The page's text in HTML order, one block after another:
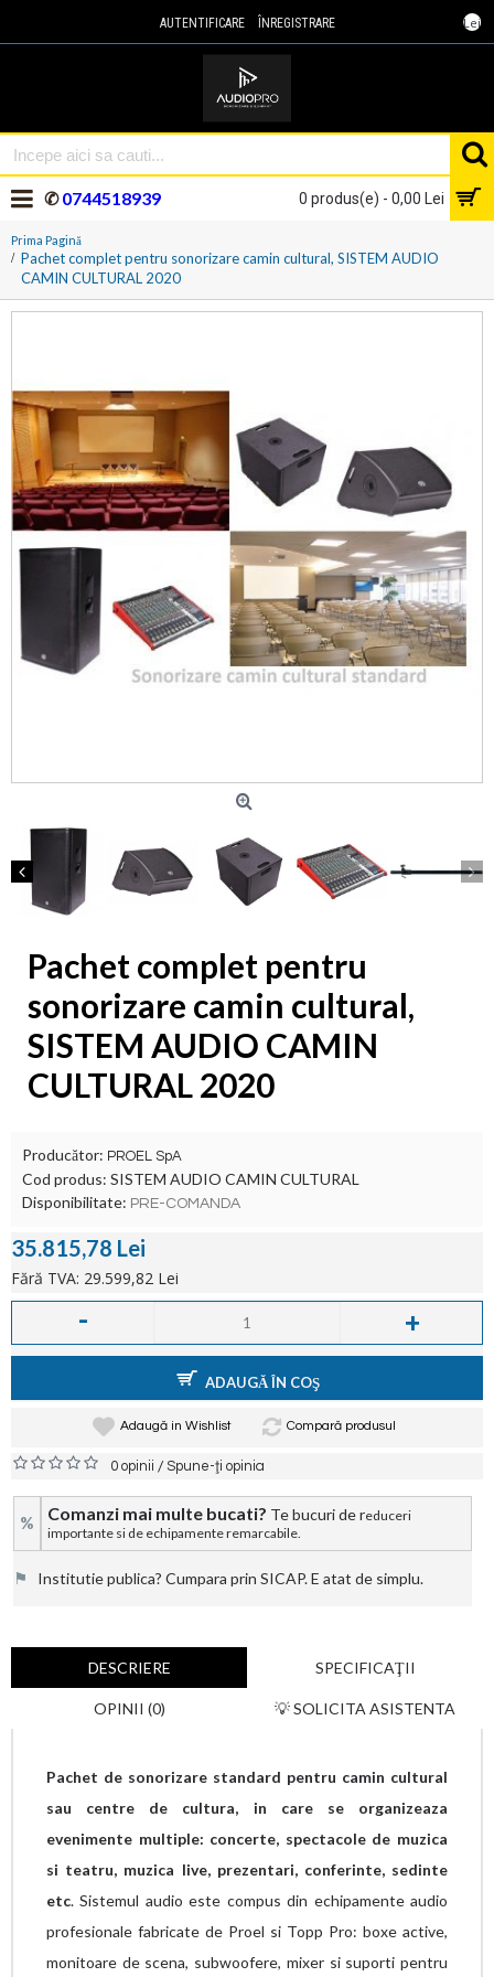
Lei
AUTENTIFICARE ÎNREGISTRARE
0 produs(e) - 0,00 Lei
✆0744518939
Prima Pagină
Pachet complet pentru sonorizare camin cultural, SISTEM AUDIO
CAMIN CULTURAL 2020
Pachet complet pentru
sonorizare camin cultural,
SISTEM AUDIO CAMIN
CULTURAL 2020
Producător: PROEL SpA
Cod produs: SISTEM AUDIO CAMIN CULTURAL
Disponibilitate: PRE-COMANDA
35.815,78 Lei
Fără TVA: 29.599,82 Lei
- +
ADAUGĂ ÎN COŞ
Adaugă in Wishlist Compară produsul
0 opinii /Spune-ţi opinia
% Comanzi mai multe bucati? Te bucuri de reduceri
importante si de echipamente remarcabile.
⚑ Institutie publica? Cumpara prin SICAP. E atat de simplu.
DESCRIERE SPECIFICAŢII
OPINII (0) 💡 SOLICITA ASISTENTA
Pachet de sonorizare standard pentru camin cultural
sau centre de cultura, in care se organizeaza
evenimente multiple: concerte, spectacole de muzica
si teatru, muzica live, prezentari, conferinte, sedinte
etc. Sistemul audio este compus din echipamente audio
profesionale fabricate de Proel si Topp Pro: boxe active,
monitoare de scena, subwoofere, mixer si suporti pentru